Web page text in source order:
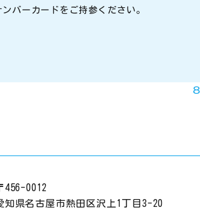
バーカードをご持参ください。
456-0012
知県名古屋市熱田区沢上1丁目3-20